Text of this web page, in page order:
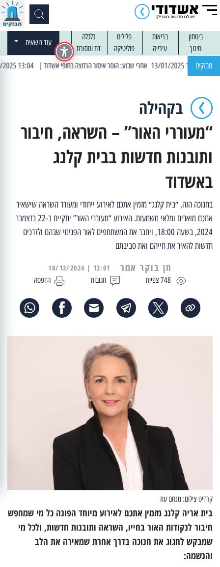
ביטחון בריאות פלילים
כלכלה
חינוך
עירייה פוליטיקה דת ומסורת
עוד נושאים
מבזקים | 13:04 14/01/2025 עובדים בלילות: עבודות קרצוף וריבוד אספלט
בקהילה
“מעוררי האור” – השראה, חיבור
ותובנות חדשות בבית קלנג
באשדוד
בחנוכה הזה, ״בית קלנג״ מזמין אתכם לאירוע ייחודי ומעורר השראה שישאיר
אתכם מוארים ומלאי משמעות. האירוע “מעוררי האור” יתקיים ב-22 בדצמבר
2024, בשעה 18:00, ויחבר את המשתתפים לאור הפנימי שבהם ולדרכים
חדשות להאיר את חייהם ואת סביבתם
748 צפיות תגובות הדפסה
12:01 | 18/12/2024
קרדיט צילום: מנחם עוז
בית אריה קלנג מזמין אתכם לאירוע מיוחד הפונה כל מי שמחפש
חיבור לנקודות האור בחייו, השראה ותובנות חדשות, ולכל מי
שמבקש לחגוג את חנוכה בדרך אחרת שמאירה את הלב
והנשמה: